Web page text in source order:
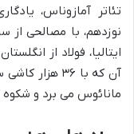
تئاتر آمازوناس،
نوزدهم، با مصالحی
ایتالیا، فولاد از
آن که با ۳۶
مانائوس می برد و شکوه